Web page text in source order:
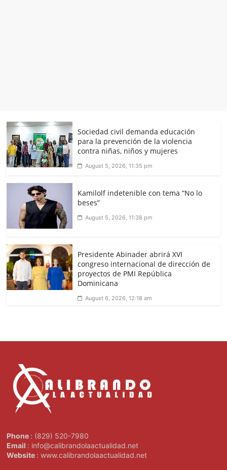
Sociedad civil demanda educación
para la prevención de la violencia
contra niñas, niños y mujeres
August 5, 2026, 11:35 pm
Kamilolf indetenible con tema “No lo
beses”
August 5, 2026, 11:38 pm
Presidente Abinader abrirá XVI
congreso internacional de dirección de
proyectos de PMI República
Dominicana
August 6, 2026, 12:18 am
Phone : (829) 520-7980
Email : info@calibrandolaactualidad.net
Website : www.calibrandolaactualidad.net